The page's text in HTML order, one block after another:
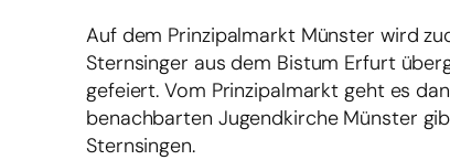
Auf dem Prinzipalmarkt Münster wird
Sternsinger aus dem Bistum Erfurt
gefeiert. Vom Prinzipalmarkt geht es
benachbarten Jugendkirche Münster
Sternsingen.